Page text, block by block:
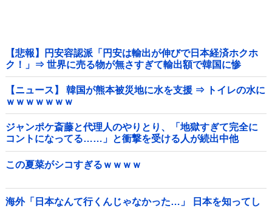
【悲報】円安容認派「円安は輸出が伸びで日本経済ホクホ
ク！」⇒ 世界に売る物が無さすぎて輸出額で韓国に惨
敗・・・
【ニュース】 韓国が熊本被災地に水を支援 ⇒ トイレの水に
ｗｗｗｗｗｗｗ
ジャンポケ斎藤と代理人のやりとり、「地獄すぎて完全に
コントになってる……」と衝撃を受ける人が続出中他
この夏菜がシコすぎるｗｗｗｗ
海外「日本なんて行くんじゃなかった…」 日本を知ってし